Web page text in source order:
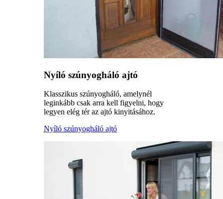
Nyíló szúnyogháló ajtó
Klasszikus szúnyogháló, amelynél
leginkább csak arra kell figyelni, hogy
legyen elég tér az ajtó kinyitásához.
Nyíló szúnyogháló ajtó